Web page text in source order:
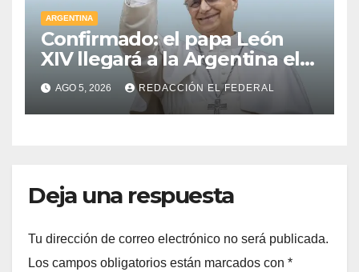
ARGENTINA
Confirmado: el papa León
XIV llegará a la Argentina el 8
de noviembre y realizará una
histórica gira federal
AGO 5, 2026 REDACCIÓN EL FEDERAL
Deja una respuesta
Tu dirección de correo electrónico no será publicada.
Los campos obligatorios están marcados con *